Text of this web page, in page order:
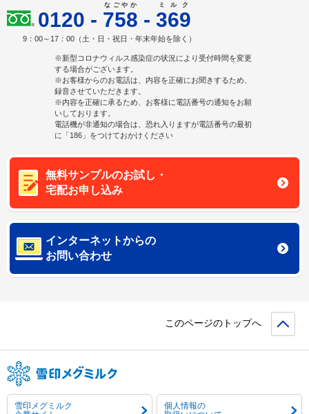
0120 - 758
なごやか
- 369
ミルク
9：00～17：00（土・日・祝日・年末年始を除く）
※新型コロナウィルス感染症の状況により受付時間を変更
する場合がございます。
※お客様からのお電話は、内容を正確にお聞きするため、
録音させていただきます。
※内容を正確に承るため、お客様に電話番号の通知をお願
いしております。
電話機が非通知の場合は、恐れ入りますが電話番号の最初
に「186」をつけておかけください
無料サンプルのお試し・
宅配お申し込み
インターネットからの
お問い合わせ
このページのトップへ
雪印メグミルク
個人情報の